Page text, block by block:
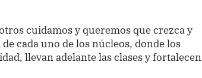
cuidamos y queremos que crezca y
cada uno de los núcleos, donde los
llevan adelante las clases y fortalecen